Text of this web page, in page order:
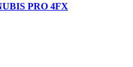
PRO 4FX